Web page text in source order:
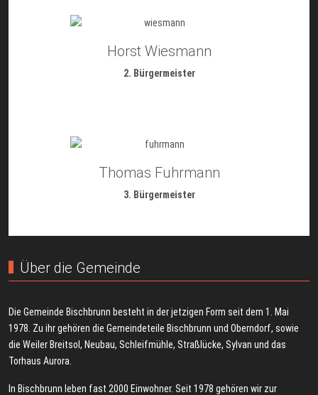
Horst Wiesmann
2. Bürgermeister
Thomas Fuhrmann
3. Bürgermeister
Über die Gemeinde
Die Gemeinde Bischbrunn besteht in der jetzigen Form seit dem 1. Mai
1978. Zu ihr gehören die Gemeindeteile Bischbrunn und Oberndorf, sowie
die Weiler Breitsol, Neubau, Schleifmühle, Straßlücke, Sylvan und das
Torhaus Aurora.
In Bischbrunn leben fast 2000 Einwohner. Seit 1978 gehören wir zur